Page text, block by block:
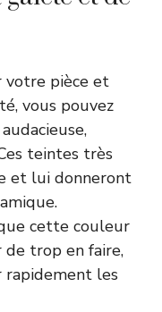
votre pièce et
vous pouvez
teintes très
et lui donneront
cette couleur
trop en faire,
rapidement les